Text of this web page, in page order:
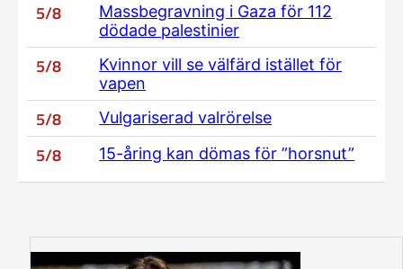
5/8
Massbegravning i Gaza för 112
dödade palestinier
5/8
Kvinnor vill se välfärd istället för
vapen
5/8 Vulgariserad valrörelse
5/8 15-åring kan dömas för ”horsnut”